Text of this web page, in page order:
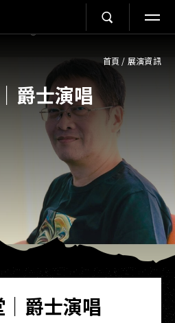
首頁 / 展演資訊
爵士演唱
爵士演唱